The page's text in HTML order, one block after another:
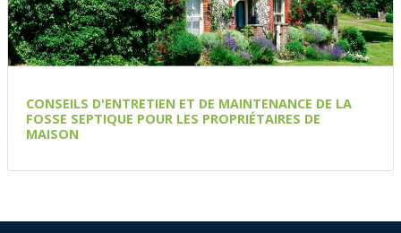
CONSEILS D'ENTRETIEN ET DE MAINTENANCE DE LA
FOSSE SEPTIQUE POUR LES PROPRIÉTAIRES DE
MAISON